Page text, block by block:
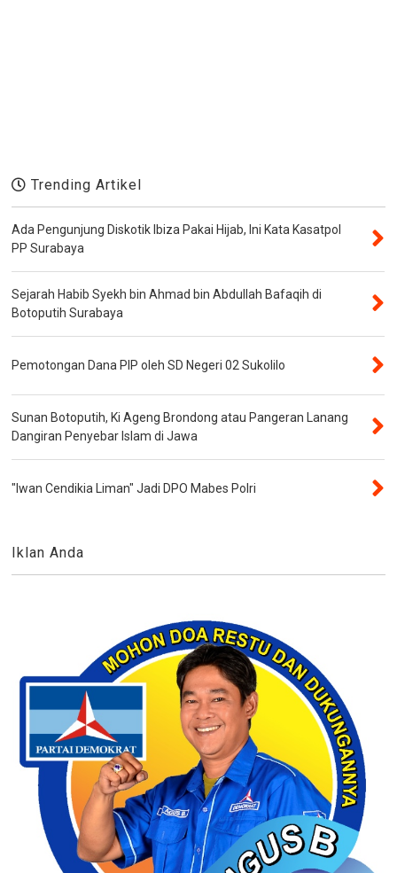
Trending Artikel
Ada Pengunjung Diskotik Ibiza Pakai Hijab, Ini Kata Kasatpol
PP Surabaya
Sejarah Habib Syekh bin Ahmad bin Abdullah Bafaqih di
Botoputih Surabaya
Pemotongan Dana PIP oleh SD Negeri 02 Sukolilo
Sunan Botoputih, Ki Ageng Brondong atau Pangeran Lanang
Dangiran Penyebar Islam di Jawa
"Iwan Cendikia Liman" Jadi DPO Mabes Polri
Iklan Anda